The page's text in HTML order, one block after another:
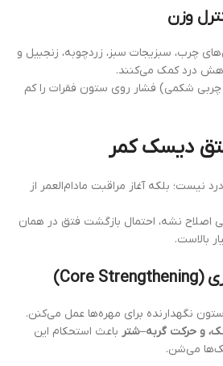
چرب، سبزیجات سبز، زردچوبه، زنجبیل و
درد کمک می‌کنند.
شکمی) فشار روی ستون فقرات را کم
دیسک کمر
نیست؛ بلکه آغاز مراقبت مادام‌العمر از
اصلاح نشه، احتمال بازگشت فتق در همان
بالاست.
نگهدارنده برای مهره‌ها عمل می‌کنن.
و حرکت گربه–شتر باعث استحکام این
می‌شن.